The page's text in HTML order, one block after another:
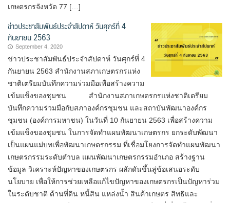
เกษตรกรจังหวัด 77 […]
ข่าวประชาสัมพันธ์ประจำสัปดาห์ วันศุกร์ที่ 4
กันยายน 2563
September 4, 2020
ข่าวประชาสัมพันธ์ประจำสัปดาห์ วันศุกร์ที่ 4
กันยายน 2563 สำนักงานสภาเกษตรกรแห่ง
ชาติเตรียมบันทึกความร่วมมือเพื่อสร้างความ
เข้มแข็งของชุมชน สำนักงานสภาเกษตรกรแห่งชาติเตรียม
บันทึกความร่วมมือกับสภาองค์กรชุมชน และสถาบันพัฒนาองค์กร
ชุมชน (องค์การมหาชน) ในวันที่ 10 กันยายน 2563 เพื่อสร้างความ
เข้มแข็งของชุมชน ในการจัดทำแผนพัฒนาเกษตรกร ยกระดับพัฒนา
เป็นแผนแม่บทเพื่อพัฒนาเกษตรกรรม ที่เชื่อมโยงการจัดทำแผนพัฒนา
เกษตรกรรมระดับตำบล แผนพัฒนาเกษตรกรรมอำเภอ สร้างฐาน
ข้อมูล วิเคราะห์ปัญหาของเกษตรกร ผลักดันขึ้นสู่ข้อเสนอระดับ
นโยบาย เพื่อให้การช่วยเหลือแก้ไขปัญหาของเกษตรกรเป็นปัญหาร่วม
ในระดับชาติ ด้านที่ดิน หนี้สิน แหล่งน้ำ สินค้าเกษตร สิทธิและ